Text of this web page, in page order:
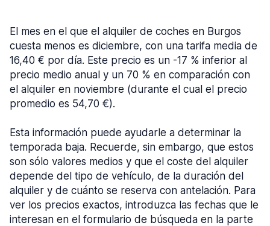
El mes en el que el alquiler de coches en Burgos
cuesta menos es diciembre, con una tarifa media de
16,40 € por día. Este precio es un -17 % inferior al
precio medio anual y un 70 % en comparación con
el alquiler en noviembre (durante el cual el precio
promedio es 54,70 €).
Esta información puede ayudarle a determinar la
temporada baja. Recuerde, sin embargo, que estos
son sólo valores medios y que el coste del alquiler
depende del tipo de vehículo, de la duración del
alquiler y de cuánto se reserva con antelación. Para
ver los precios exactos, introduzca las fechas que le
interesan en el formulario de búsqueda en la parte